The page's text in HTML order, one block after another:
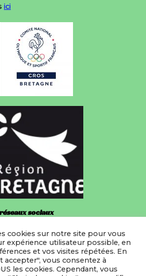
ici
sociaux
cookies sur notre site pour vous
expérience utilisateur possible, en
et vos visites répétées. En
accepter", vous consentez à
les cookies. Cependant, vous